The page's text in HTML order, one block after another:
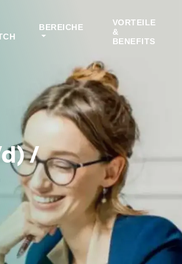
BEREICHE
VORTEILE
&
BENEFITS
/